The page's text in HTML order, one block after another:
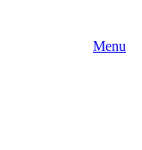
Menu